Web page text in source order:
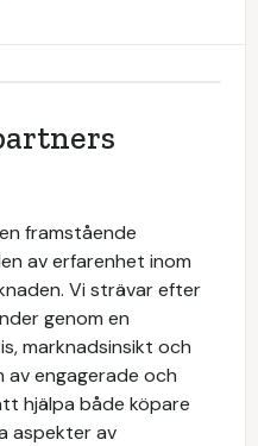
framstående
av erfarenhet inom
Vi strävar efter
genom en
marknadsinsikt och
av engagerade och
hjälpa både köpare
aspekter av